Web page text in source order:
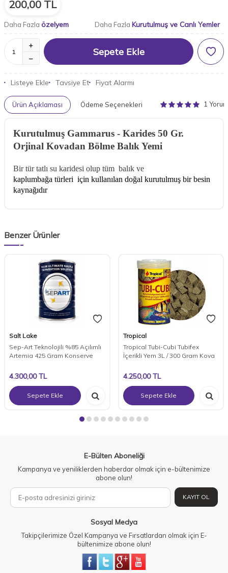
200,00 TL
Daha Fazla özelyem Daha Fazla Kurutulmuş ve Canlı Yemler
Sepete Ekle
Listeye Ekle Tavsiye Et Fiyat Alarmı
Ürün Açıklaması Ödeme Seçenekleri 1 Yorum
Kurutulmuş Gammarus - Karides 50 Gr.
Orjinal Kovadan Bölme Balık Yemi
Bir tür tatlı su karidesi olup tüm balık ve
kaplumbağa türleri için kullanılan doğal kurutulmuş bir besin
kaynağıdır
Benzer Ürünler
Salt Lake
Sep-Art Teknolojili %85 Açılımlı
Artemia 425 Gram Konserve
4.300,00TL
Sepete Ekle
Tropical
Tropical Tubi-Cubi Tubifex
İçerikli Yem 3L / 300 Gram Kova
4.250,00TL
Sepete Ekle
E-Bülten Aboneliği
Kampanya ve yeniliklerden haberdar olmak için e-bültenimize
abone olun!
KAYIT OL
Sosyal Medya
Takipçilerimize Özel Kampanya ve Fırsatlardan olmak için E-
bültenimize abone olun!